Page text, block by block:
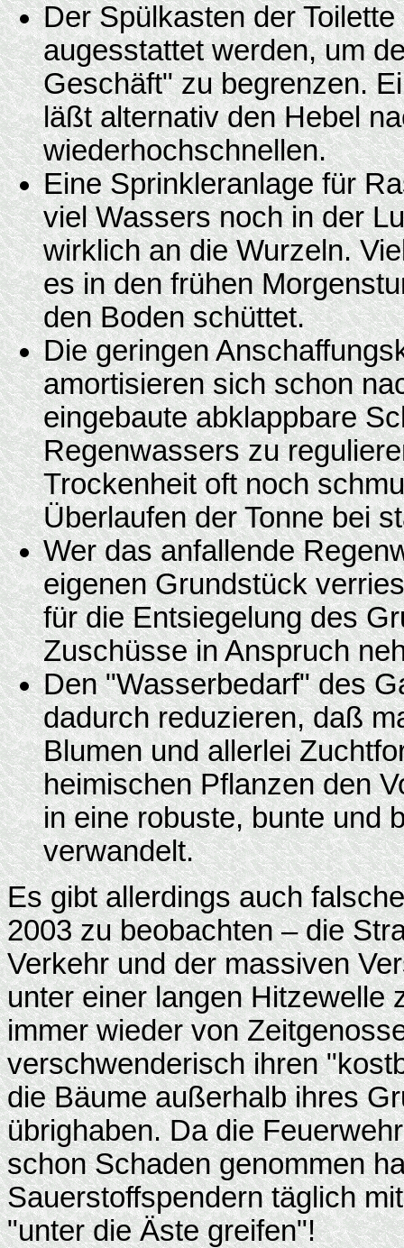
Der Spülkasten der
augesstattet werden, um
Geschäft" zu begrenzen.
läßt alternativ den Hebel
wiederhochschnellen.
Eine Sprinkleranlage für
viel Wassers noch in der
wirklich an die Wurzeln.
es in den frühen
den Boden schüttet.
Die geringen
amortisieren sich schon
eingebaute abklappbare
Regenwassers zu
Trockenheit oft noch
Überlaufen der Tonne bei
Wer das anfallende
eigenen Grundstück
für die Entsiegelung des
Zuschüsse in Anspruch
Den "Wasserbedarf" des
dadurch reduzieren, daß
Blumen und allerlei
heimischen Pflanzen den
in eine robuste, bunte und
verwandelt.
Es gibt allerdings auch
2003 zu beobachten – die
Verkehr und der massiven
unter einer langen Hitzewelle
immer wieder von
verschwenderisch ihren
die Bäume außerhalb ihres
übrighaben. Da die
schon Schaden genommen
Sauerstoffspendern täglich
"unter die Äste greifen"!